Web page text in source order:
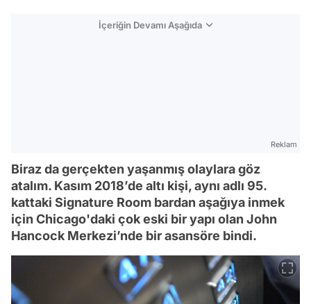
İçeriğin Devamı Aşağıda
Reklam
Biraz da gerçekten yaşanmış olaylara göz
atalım. Kasım 2018’de altı kişi, aynı adlı 95.
kattaki Signature Room bardan aşağıya inmek
için Chicago'daki çok eski bir yapı olan John
Hancock Merkezi’nde bir asansöre bindi.